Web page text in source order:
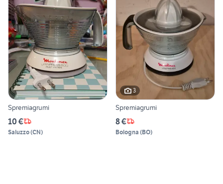
Spremiagrumi
10 €
Saluzzo(CN)
3
Spremiagrumi
8 €
Bologna (BO)